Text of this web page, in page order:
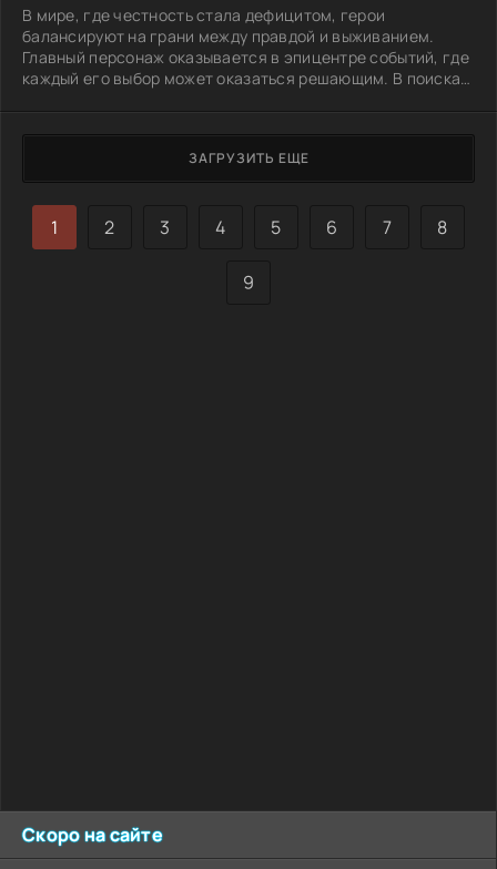
Скоро на сайте
В мире, где честность стала дефицитом, герои
балансируют на грани между правдой и выживанием.
Главный персонаж оказывается в эпицентре событий, где
каждый его выбор может оказаться решающим. В поисках
убеждения и моральные принципы. Каждое
взаимодействие раскрывает новые аспекты
человеческой природы, где истинные намерения
прячутся за маской добродетели. Персонажи попадают в
сложные ситуации, заставляя
ЗАГРУЗИТЬ ЕЩЕ
1 2 3 4 5 6 7 8
9